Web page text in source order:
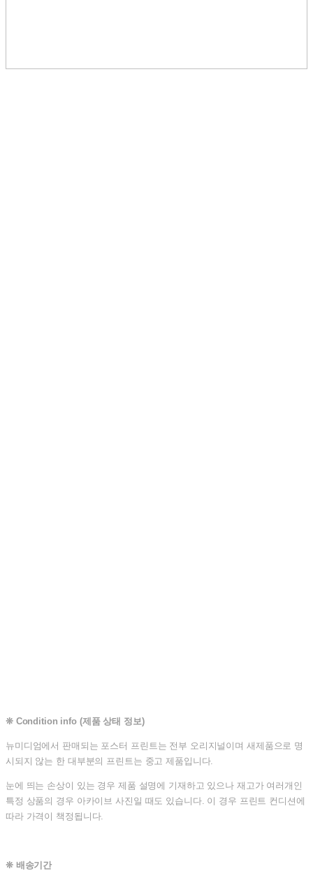
❊ Condition info (제품 상태 정보)
뉴미디엄에서 판매되는 포스터 프린트는 전부 오리지널이며 새제품으로 명
시되지 않는 한 대부분의 프린트는 중고 제품입니다.
눈에 띄는 손상이 있는 경우 제품 설명에 기재하고 있으나 재고가 여러개인
특정 상품의 경우 아카이브 사진일 때도 있습니다. 이 경우 프린트 컨디션에
따라 가격이 책정됩니다.
❊ 배송기간